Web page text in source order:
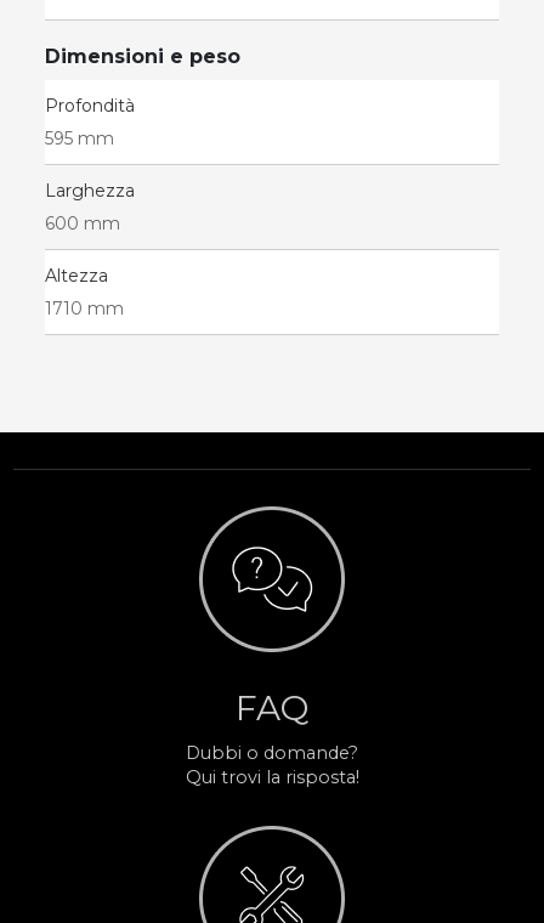
Dimensioni e peso
Profondità
595 mm
Larghezza
600 mm
Altezza
1710 mm
FAQ
Dubbi o domande?
Qui trovi la risposta!